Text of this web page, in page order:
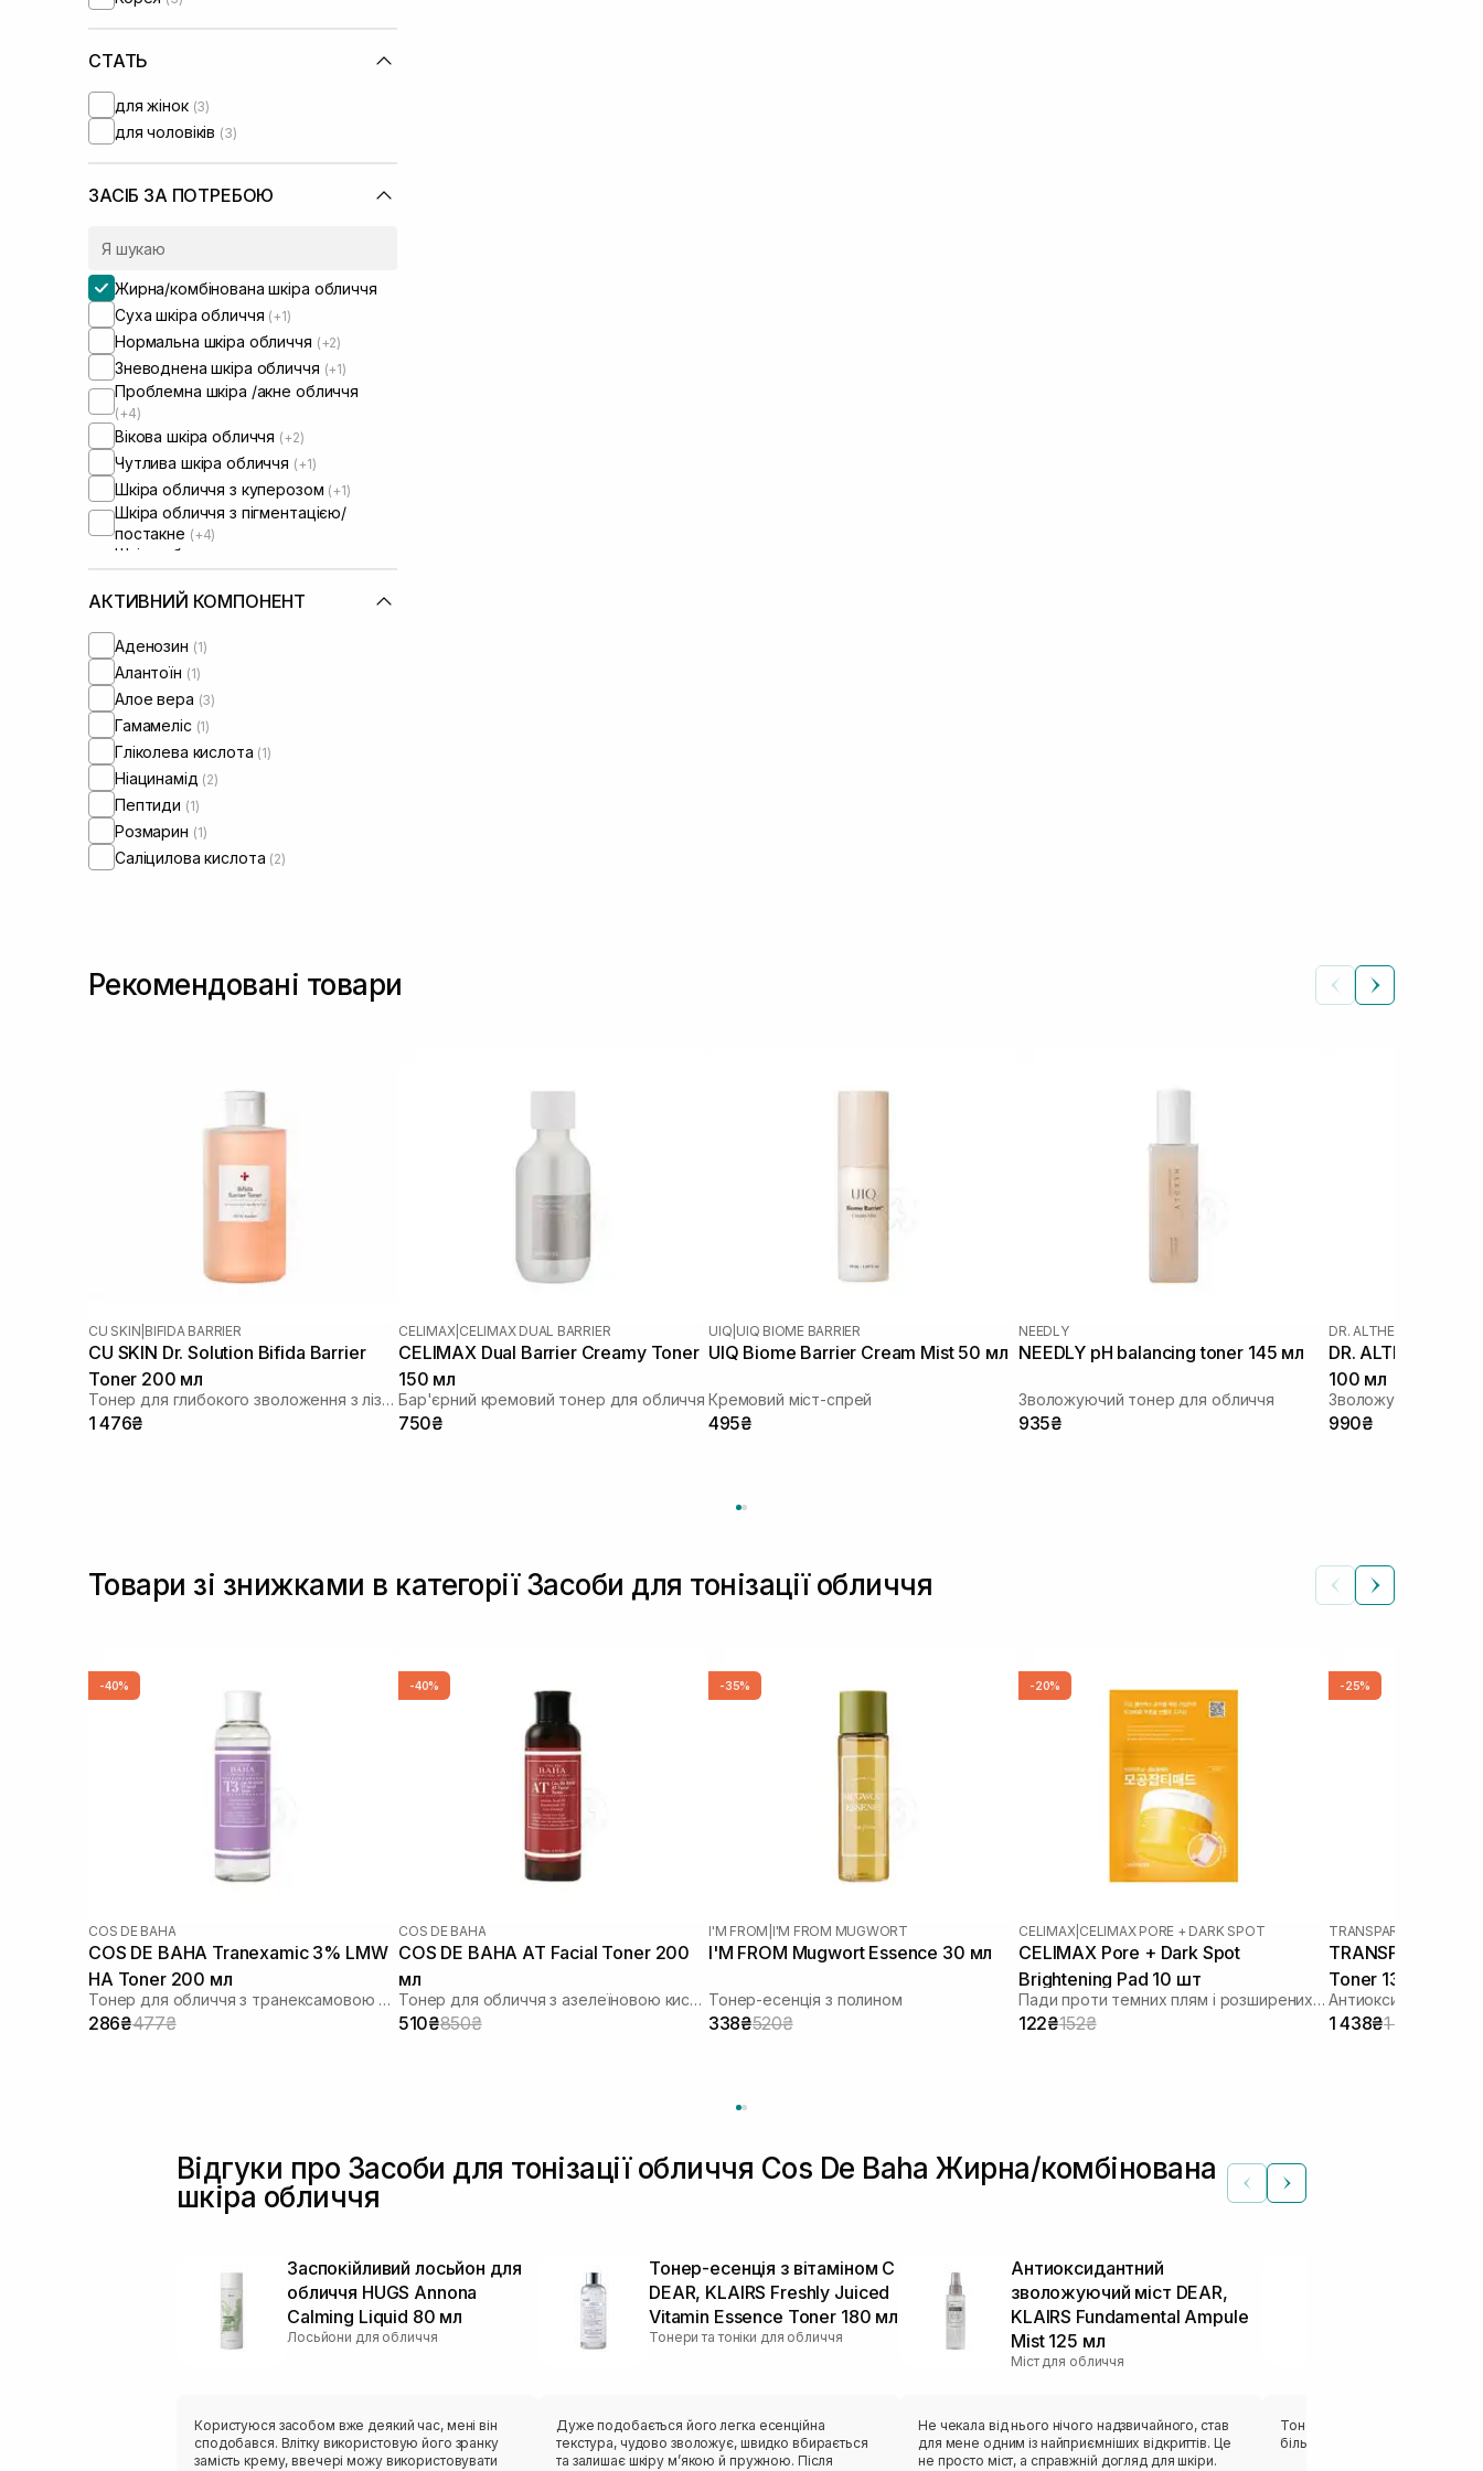
IS Clinical
Instytutum(+5)
Lalarecipe
Medicube (+1)
Medik8(+5)
Needly(+5)
Numbuzin(+1)
Question and Answer
Rejuran(+1)
Rosy Drop(+1)
Round Lab(+2)
Skin1004(+3)
Transparent-Lab (+3)
UIQ(+4)
Usolab(+4)
VT Cosmetics(+1)
СТАТЬ
для жінок (3)
для чоловіків (3)
ЗАСІБ ЗА ПОТРЕБОЮ
Жирна/комбінована шкіра обличчя
Суха шкіра обличчя (+1)
Нормальна шкіра обличчя (+2)
Зневоднена шкіра обличчя (+1)
Проблемна шкіра /акне обличчя
(+4)
Вікова шкіра обличчя (+2)
Чутлива шкіра обличчя (+1)
Шкіра обличчя з куперозом (+1)
Шкіра обличчя з пігментацією/
постакне (+4)
Шкіра обличчя з розширеними
порами
АКТИВНИЙ КОМПОНЕНТ
Аденозин (1)
Алантоїн (1)
Алое вера (3)
Гамамеліс (1)
Гліколева кислота (1)
Ніацинамід (2)
Пептиди (1)
Розмарин (1)
Саліцилова кислота (2)
Рекомендовані товари
CU SKIN BIFIDA BARRIER
CU SKIN Dr. Solution Bifida Barrier
Toner 200 мл
Тонер для глибокого зволоження з лізатом біфідобактерій 85%
1 476₴
CELIMAX CELIMAX DUAL BARRIER
CELIMAX Dual Barrier Creamy Toner
150 мл
Бар'єрний кремовий тонер для обличчя
750₴
UIQ UIQ BIOME BARRIER
UIQ Biome Barrier Cream Mist 50 мл
Кремовий міст-спрей
495₴
NEEDLY
NEEDLY pH balancing toner 145 мл
Зволожуючий тонер для обличчя
935₴
DR. ALTHEA
DR. ALTHEA 345
100 мл
990₴
Товари зі знижками в категорії Засоби для тонізації обличчя
-40%
COS DE BAHA
COS DE BAHA Tranexamic 3% LMW
HA Toner 200 мл
Тонер для обличчя з транексамовою кислотою
286₴477₴
-40%
COS DE BAHA
COS DE BAHA AT Facial Toner 200
мл
Тонер для обличчя з азелеїновою кислотою
510₴850₴
-35%
I'M FROM I'M FROM MUGWORT
I'M FROM Mugwort Essence 30 мл
Тонер-есенція з полином
338₴520₴
-20%
CELIMAX CELIMAX PORE + DARK SPOT
CELIMAX Pore + Dark Spot
Brightening Pad 10 шт
Пади проти темних плям і розширених пор
122₴152₴
-25%
TRANSPARENT-LAB
TRANSPARENT-
Toner 130 мл
1 438₴1 917₴
Відгуки про Засоби для тонізації обличчя Cos De Baha Жирна/комбінована
шкіра обличчя
Заспокійливий лосьйон для
обличчя HUGS Annona
Calming Liquid 80 мл
Лосьйони для обличчя
Користуюся засобом вже деякий час, мені він
сподобався. Влітку використовую його зранку
замість крему, ввечері можу використовувати
Тонер-есенція з вітаміном C
DEAR, KLAIRS Freshly Juiced
Vitamin Essence Toner 180 мл
Тонери та тоніки для обличчя
Дуже подобається його легка есенційна
текстура, чудово зволожує, швидко вбирається
та залишає шкіру м’якою й пружною. Після
Антиоксидантний
зволожуючий міст DEAR,
KLAIRS Fundamental Ampule
Mist 125 мл
Міст для обличчя
Не чекала від нього нічого надзвичайного, став
для мене одним із найприємніших відкриттів. Це
не просто міст, а справжній догляд для шкіри.
Тонер просто базовий чекала
більшого, чи буду його